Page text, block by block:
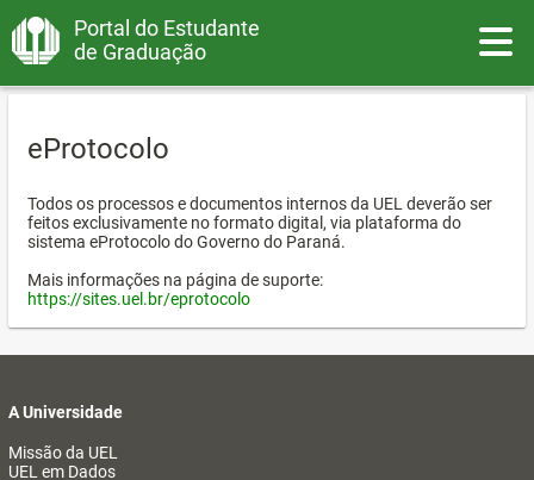
Portal do Estudante
de Graduação
eProtocolo
Todos os processos e documentos internos da UEL deverão ser
feitos exclusivamente no formato digital, via plataforma do
sistema eProtocolo do Governo do Paraná.
Mais informações na página de suporte:
https://sites.uel.br/eprotocolo
A Universidade
Missão da UEL
UEL em Dados